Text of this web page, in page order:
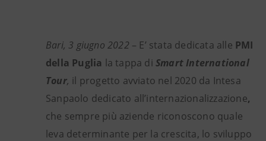
Bari, 3 giugno 2022 – E’ stata dedicata alle PMI
della Puglia la tappa diSmart International
Tour, il progetto avviato nel 2020 da Intesa
Sanpaolo dedicato all’internazionalizzazione,
che sempre più aziende riconoscono quale
leva determinante per la crescita, lo sviluppo